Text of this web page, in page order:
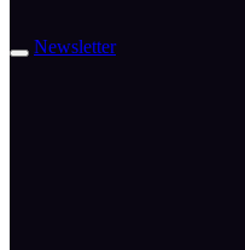
Newsletter